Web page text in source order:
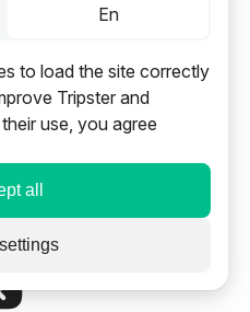
En
to load the site correctly
Tripster and
use, you agree
all